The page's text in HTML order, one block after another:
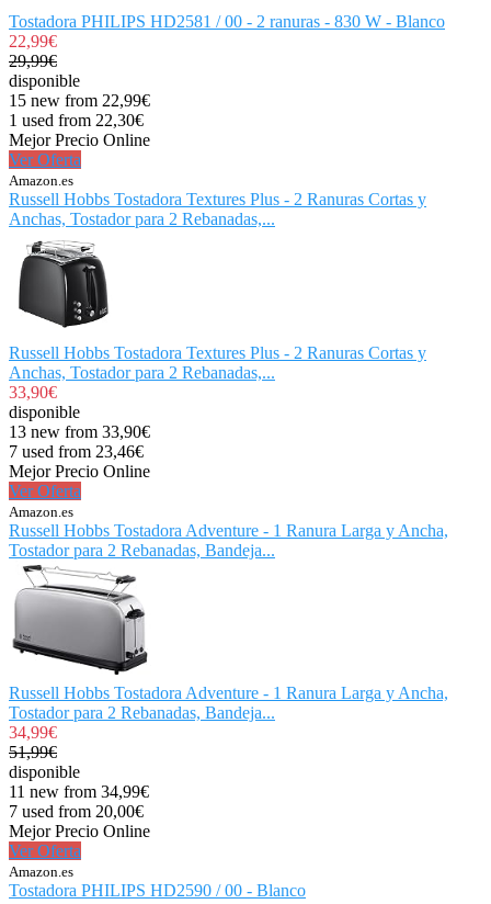
Tostadora PHILIPS HD2581 / 00 - 2 ranuras - 830 W - Blanco
22,99€
29,99€
disponible
15 new from 22,99€
1 used from 22,30€
Mejor Precio Online
Ver Oferta
Amazon.es
Russell Hobbs Tostadora Textures Plus - 2 Ranuras Cortas y
Anchas, Tostador para 2 Rebanadas,...
Russell Hobbs Tostadora Textures Plus - 2 Ranuras Cortas y
Anchas, Tostador para 2 Rebanadas,...
33,90€
disponible
13 new from 33,90€
7 used from 23,46€
Mejor Precio Online
Ver Oferta
Amazon.es
Russell Hobbs Tostadora Adventure - 1 Ranura Larga y Ancha,
Tostador para 2 Rebanadas, Bandeja...
Russell Hobbs Tostadora Adventure - 1 Ranura Larga y Ancha,
Tostador para 2 Rebanadas, Bandeja...
34,99€
51,99€
disponible
11 new from 34,99€
7 used from 20,00€
Mejor Precio Online
Ver Oferta
Amazon.es
Tostadora PHILIPS HD2590 / 00 - Blanco